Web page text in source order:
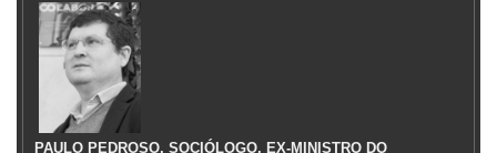
PAULO PEDROSO, SOCIÓLOGO, EX-MINISTRO DO